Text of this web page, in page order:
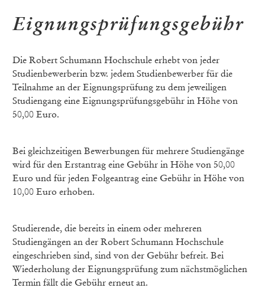
Eignungsprüfungsgebühr
Die Robert Schumann Hochschule erhebt von jeder
Studienbewerberin bzw. jedem Studienbewerber für die
Teilnahme an der Eignungsprüfung zu dem jeweiligen
Studiengang eine Eignungsprüfungsgebühr in Höhe von
50,00 Euro.
Bei gleichzeitigen Bewerbungen für mehrere Studiengänge
wird für den Erstantrag eine Gebühr in Höhe von 50,00
Euro und für jeden Folgeantrag eine Gebühr in Höhe von
10,00 Euro erhoben.
Studierende, die bereits in einem oder mehreren
Studiengängen an der Robert Schumann Hochschule
eingeschrieben sind, sind von der Gebühr befreit. Bei
Wiederholung der Eignungsprüfung zum nächstmöglichen
Termin fällt die Gebühr erneut an.